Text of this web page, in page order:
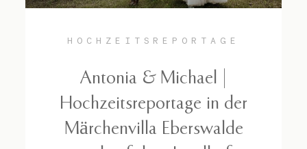
HOCHZEITSREPORTAGE
Antonia & Michael |
Hochzeitsreportage in der
Märchenvilla Eberswalde